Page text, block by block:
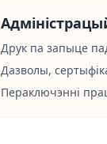
Друк па запыце
Дазволы,
Пераключэнні